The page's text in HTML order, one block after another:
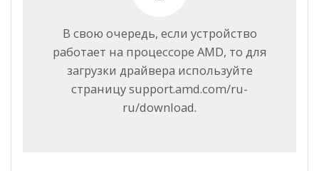
В свою очередь, если устройство
работает на процессоре AMD, то для
загрузки драйвера используйте
страницу support.amd.com/ru-
ru/download.